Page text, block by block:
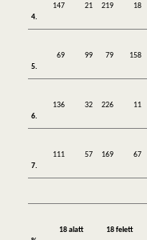
4.
147 21 219 18
5.
69 99 79 158
6.
136 32 226 11
7.
111 57 169 67
18 alatt 18 felett